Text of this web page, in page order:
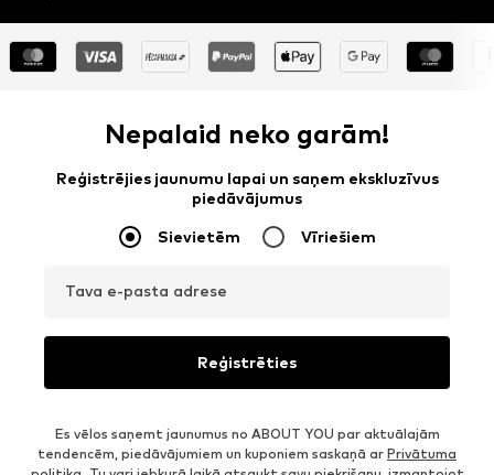
Nepalaid neko garām!
Reģistrējies jaunumu lapai un saņem ekskluzīvus
piedāvājumus
Sievietēm Vīriešiem
Tava e-pasta adrese
Reģistrēties
Es vēlos saņemt jaunumus no ABOUT YOU par aktuālajām
tendencēm, piedāvājumiem un kuponiem saskaņā ar Privātuma